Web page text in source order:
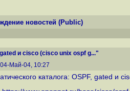
новостей (Public)
и cisco (cisco unix ospf g..."
Май-04, 10:27
каталога: OSPF, gated и